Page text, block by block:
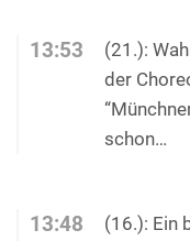
13:53
(21.):
der
schon…
13:48
(16.): Ein